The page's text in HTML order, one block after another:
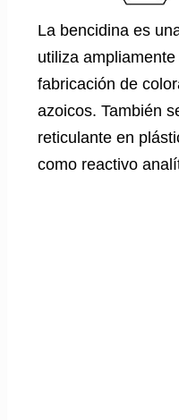
La bencidina es
utiliza
fabricación de
azoicos. También
reticulante en
como reactivo